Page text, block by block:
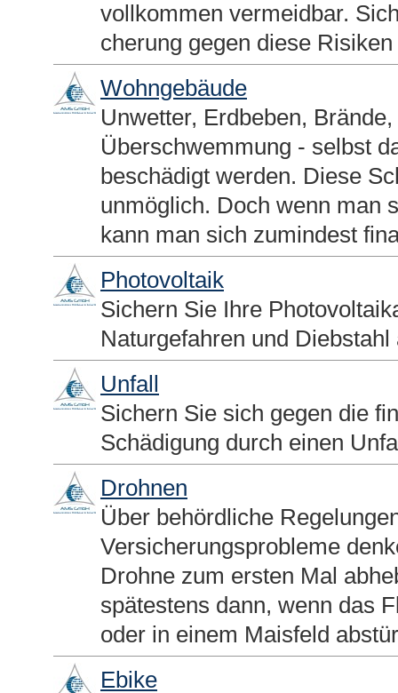
vollkommen vermeidbar.
che­rung gegen diese Risiken
Wohngebäude
Unwetter, Erdbeben,
Überschwemmung - selbst
beschädigt werden. Diese
unmöglich. Doch wenn man
kann man sich zumindest
Photovoltaik
Sichern Sie Ihre
Naturgefahren und Diebstahl
Unfall
Sichern Sie sich gegen die
Schädigung durch einen
Drohnen
Über behördliche
Versicherungsprobleme
Drohne zum ersten Mal
spätestens dann, wenn das
oder in einem Maisfeld
Ebike